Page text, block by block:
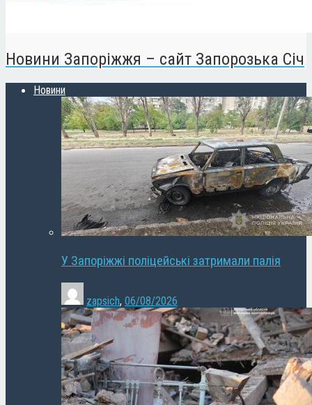
Новини Запоріжжя – сайт Запорозька Січ
Новини
У Запоріжжі поліцейські затримали палія
zapsich, 06/08/2026